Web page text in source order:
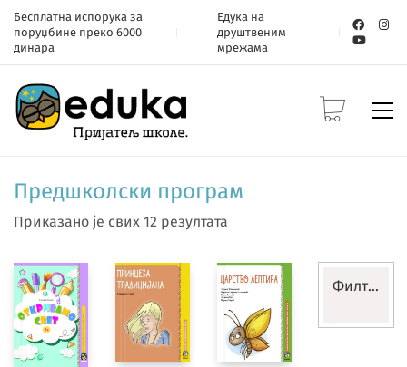
Бесплатна испорука за
поруџбине преко 6000
динара
Едука на
друштвеним
мрежама
Предшколски програм
Приказано је свих 12 резултата
Филтери